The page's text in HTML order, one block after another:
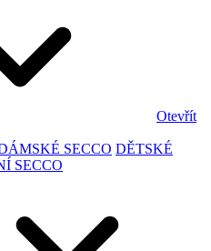
Otevřít
SECCO DĚTSKÉ
SECCO